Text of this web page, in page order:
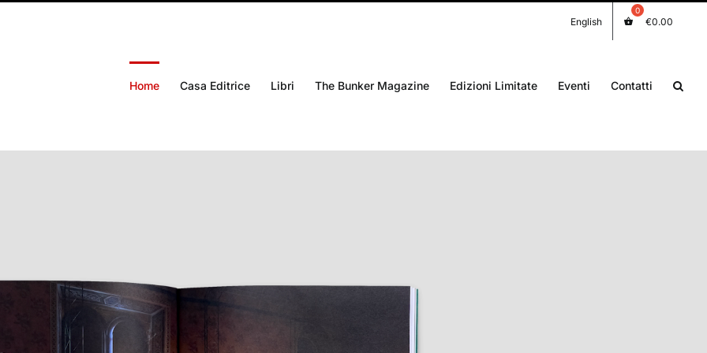
English €0.00
Home Casa Editrice Libri The Bunker Magazine Edizioni Limitate Eventi Contatti